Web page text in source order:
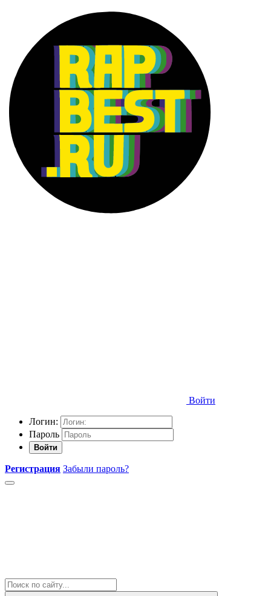
Войти
Логин:
Пароль
Войти
Регистрация Забыли пароль?